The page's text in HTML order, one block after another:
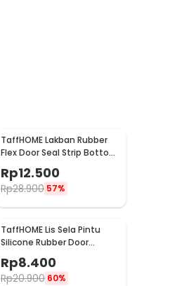
TaffHOME Lakban Rubber
Flex Door Seal Strip Bottom
Waterproof 35mmx5M -
TP39
Rp12.500
Rp28.900 57%
TaffHOME Lis Sela Pintu
Silicone Rubber Door
Sealing Strip Type H 1M
6mm - TP40
Rp8.400
Rp20.900 60%